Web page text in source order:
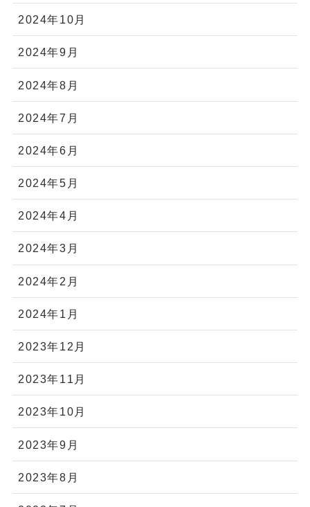
2024年10月
2024年9月
2024年8月
2024年7月
2024年6月
2024年5月
2024年4月
2024年3月
2024年2月
2024年1月
2023年12月
2023年11月
2023年10月
2023年9月
2023年8月